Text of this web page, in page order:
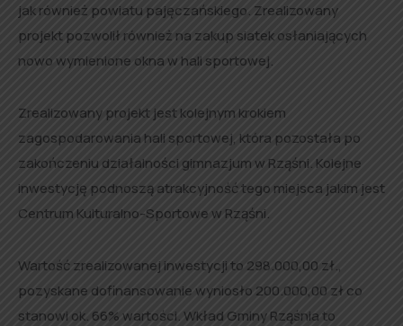
jak również powiatu pajęczańskiego. Zrealizowany
projekt pozwolił również na zakup siatek osłaniających
nowo wymienione okna w hali sportowej.
Zrealizowany projekt jest kolejnym krokiem
zagospodarowania hali sportowej, która pozostała po
zakończeniu działalności gimnazjum w Rząśni. Kolejne
inwestycję podnoszą atrakcyjność tego miejsca jakim jest
Centrum Kulturalno-Sportowe w Rząśni.
Wartość zrealizowanej inwestycji to 298.000,00 zł.,
pozyskane dofinansowanie wyniosło 200.000,00 zł co
stanowi ok. 66% wartości. Wkład Gminy Rząśnia to